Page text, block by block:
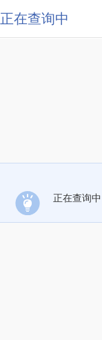
正在查询中
正在查询